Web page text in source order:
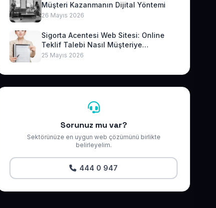
Müşteri Kazanmanın Dijital Yöntemi
26 Mayıs 2026
Sigorta Acentesi Web Sitesi: Online
Teklif Talebi Nasıl Müşteriye
Dönüşür?
25 Mayıs 2026
Sorunuz mu var?
Sektörünüze en uygun web çözümünü birlikte
belirleyelim.
444 0 947